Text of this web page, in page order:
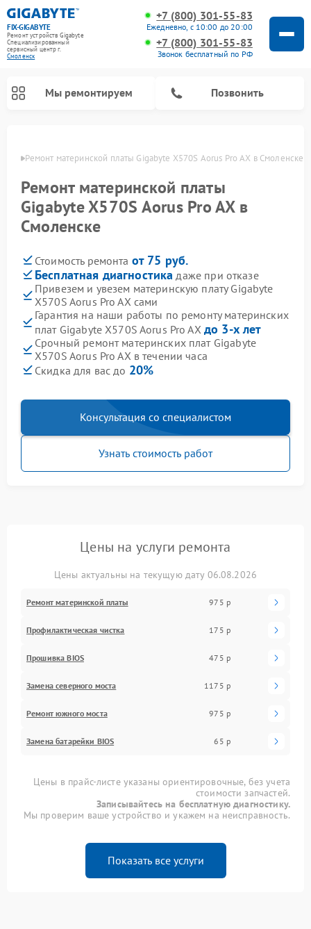
FIX-GIGABYTE
Ремонт устройств Gigabyte
Специализированный
cервисный центр г.
Смоленск
+7 (800) 301-55-83
Ежедневно, с 10:00 до 20:00
+7 (800) 301-55-83
Звонок бесплатный по РФ
Мы ремонтируем Позвонить
Ремонт материнской платы Gigabyte X570S Aorus Pro AX в Смоленске
Ремонт материнской платы
Gigabyte X570S Aorus Pro AX в
Смоленске
Стоимость ремонта от 75 руб.
Бесплатная диагностика даже при отказе
Привезем и увезем материнскую плату Gigabyte
X570S Aorus Pro AX сами
Гарантия на наши работы по ремонту материнских
плат Gigabyte X570S Aorus Pro AX до 3-х лет
Срочный ремонт материнских плат Gigabyte
X570S Aorus Pro AX в течении часа
Скидка для вас до 20%
Консультация со специалистом
Узнать стоимость работ
Цены на услуги ремонта
Цены актуальны на текущую дату 06.08.2026
Ремонт материнской платы 975 р
Профилактическая чистка 175 р
Прошивка BIOS 475 р
Замена северного моста 1175 р
Ремонт южного моста 975 р
Замена батарейки BIOS 65 р
Цены в прайс-листе указаны ориентировочные, без учета
стоимости запчастей.
Записывайтесь на бесплатную диагностику.
Мы проверим ваше устройство и укажем на неисправность.
Показать все услуги